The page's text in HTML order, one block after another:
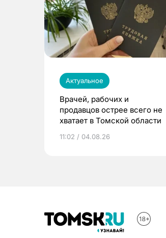
Актуальное
Врачей, рабочих и
продавцов острее всего не
хватает в Томской области
11:02 / 04.08.26